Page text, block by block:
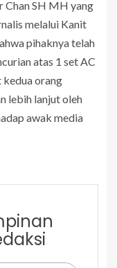
Chan SH MH yang
melalui Kanit
pihaknya telah
atas 1 set AC
kedua orang
lebih lanjut oleh
awak media